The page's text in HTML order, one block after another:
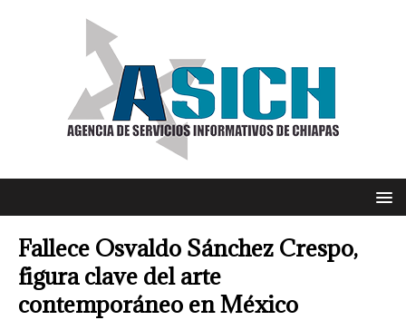
Fallece Osvaldo Sánchez Crespo,
figura clave del arte
contemporáneo en México